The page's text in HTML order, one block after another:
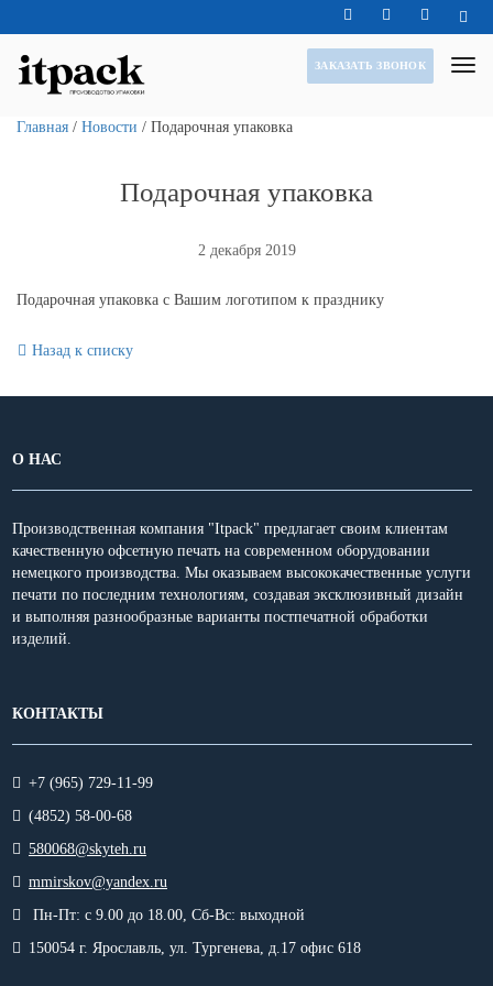
ЗАКАЗАТЬ ЗВОНОК
Главная / Новости / Подарочная упаковка
Подарочная упаковка
2 декабря 2019
Подарочная упаковка с Вашим логотипом к празднику
Назад к списку
О НАС
Производственная компания "Itpack" предлагает своим клиентам
качественную офсетную печать на современном оборудовании
немецкого производства. Мы оказываем высококачественные услуги
печати по последним технологиям, создавая эксклюзивный дизайн
и выполняя разнообразные варианты постпечатной обработки
изделий.
КОНТАКТЫ
+7 (965) 729-11-99
(4852) 58-00-68
580068@skyteh.ru
mmirskov@yandex.ru
Пн-Пт: с 9.00 до 18.00, Сб-Вс: выходной
150054 г. Ярославль, ул. Тургенева, д.17 офис 618